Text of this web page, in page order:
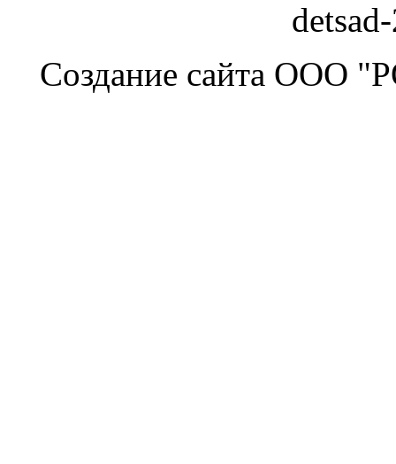
Создание сайта ООО